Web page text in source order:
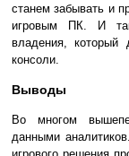
станем забывать и
игровым ПК. И
владения,
консоли.
Выводы
Во многом
данными